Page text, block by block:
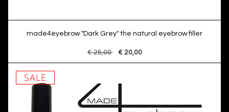
made4eyebrow "Dark Grey" the natural eyebrow filler
€ 25,00 € 20,00
SALE